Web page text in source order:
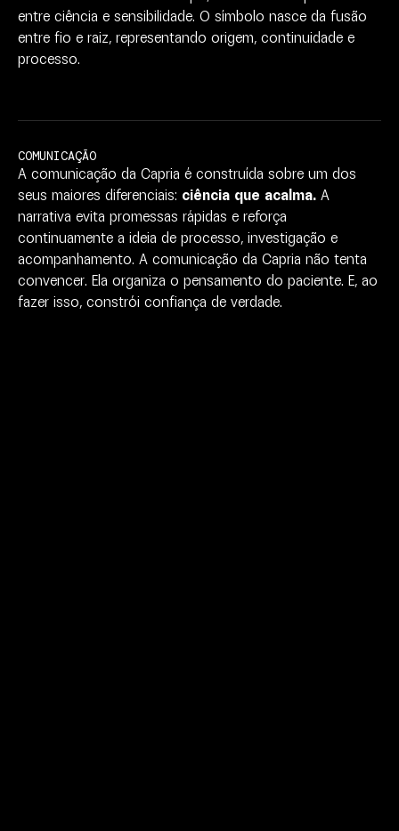
entre ciência e sensibilidade. O símbolo nasce da fusão
entre fio e raiz, representando origem, continuidade e
processo.
COMUNICAÇÃO
A comunicação da Capria é construída sobre um dos
seus maiores diferenciais: ciência que acalma. A
narrativa evita promessas rápidas e reforça
continuamente a ideia de processo, investigação e
acompanhamento. A comunicação da Capria não tenta
convencer. Ela organiza o pensamento do paciente. E, ao
fazer isso, constrói confiança de verdade.